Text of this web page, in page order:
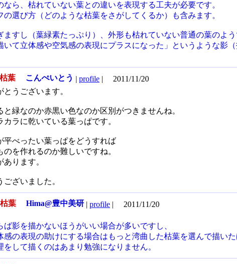
なら、枯れていない葉との違いを表現する工夫が必要です。
の選び方（どのような枯葉をさがしてくるか）も含みます。
ますし（葉緑素たっぷり）、外形も枯れていない普通の葉のよう
いて立体感や空気感の表現にプラスになった」というような影
葉 こんぺいとう | profile |
2011/11/20
うございます。
と緑なのか赤黒い色なのか区別がつきませんね。
カラに乾いている葉っぱです。
平べったい葉っぱをどうすれば
を作れるのか難しいですね。
ります。
ざいました。
葉 Hima@豊中美研 | profile | 2011/11/20
ば影を描かないほうがいい場合が多いですし、
感の表現の助けにする場合はもっと湾曲した枯葉を選んで描いた
して描くのはあまり勉強になりません。